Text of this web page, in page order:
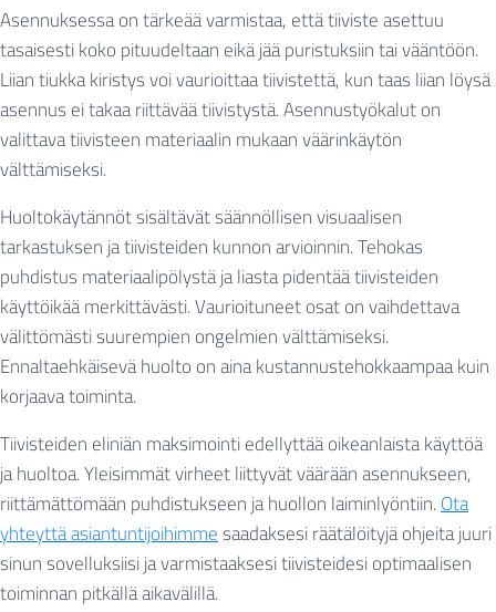
Asennuksessa on tärkeää varmistaa, että tiiviste asettuu
tasaisesti koko pituudeltaan eikä jää puristuksiin tai vääntöön.
Liian tiukka kiristys voi vaurioittaa tiivistettä, kun taas liian löysä
asennus ei takaa riittävää tiivistystä. Asennustyökalut on
valittava tiivisteen materiaalin mukaan väärinkäytön
välttämiseksi.
Huoltokäytännöt sisältävät säännöllisen visuaalisen
tarkastuksen ja tiivisteiden kunnon arvioinnin. Tehokas
puhdistus materiaalipölystä ja liasta pidentää tiivisteiden
käyttöikää merkittävästi. Vaurioituneet osat on vaihdettava
välittömästi suurempien ongelmien välttämiseksi.
Ennaltaehkäisevä huolto on aina kustannustehokkaampaa kuin
korjaava toiminta.
Tiivisteiden eliniän maksimointi edellyttää oikeanlaista käyttöä
ja huoltoa. Yleisimmät virheet liittyvät väärään asennukseen,
riittämättömään puhdistukseen ja huollon laiminlyöntiin.Ota
yhteyttä asiantuntijoihimmesaadaksesi räätälöityjä ohjeita juuri
sinun sovelluksiisi ja varmistaaksesi tiivisteidesi optimaalisen
toiminnan pitkällä aikavälillä.